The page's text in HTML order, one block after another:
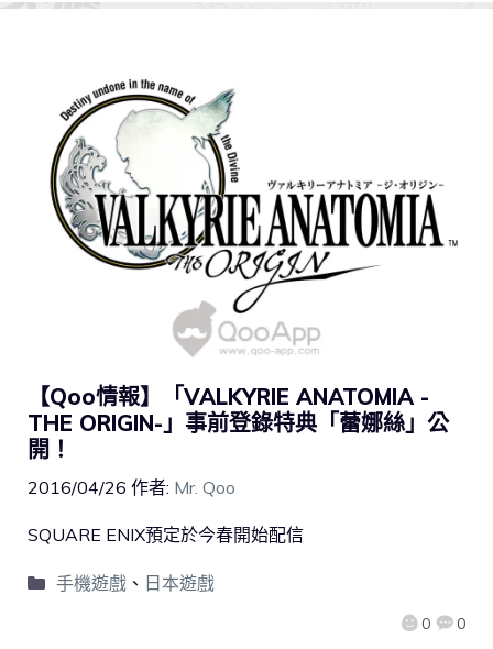
【Qoo情報】「VALKYRIE ANATOMIA -
THE ORIGIN-」事前登錄特典「蕾娜絲」公
開！
2016/04/26 作者: Mr. Qoo
0 0
SQUARE ENIX預定於今春開始配信
手機遊戲、 日本遊戲